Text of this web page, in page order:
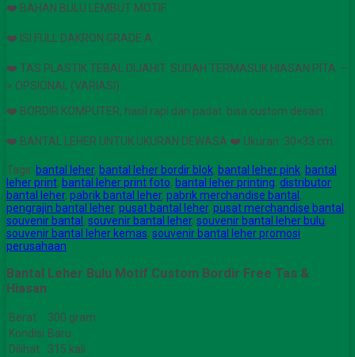
❤️ BAHAN BULU LEMBUT MOTIF.
❤️ ISI FULL DAKRON GRADE A.
❤️ TAS PLASTIK TEBAL DIJAHIT. SUDAH TERMASUK HIASAN PITA. –
> OPSIONAL (VARIASI)
❤️ BORDIR KOMPUTER, hasil rapi dan padat. bisa custom desain.
❤️ BANTAL LEHER UNTUK UKURAN DEWASA ❤️ Ukuran :30×33 cm.
Tags: bantal leher, bantal leher bordir blok, bantal leher pink, bantal
leher print, bantal leher print foto, bantal leher printing, distributor
bantal leher, pabrik bantal leher, pabrik merchandise bantal ,
pengrajin bantal leher, pusat bantal leher, pusat merchandise bantal ,
souvenir bantal , souvenir bantal leher, souvenir bantal leher bulu,
souvenir bantal leher kemas, souvenir bantal leher promosi
perusahaan
Bantal Leher Bulu Motif Custom Bordir Free Tas &
Hiasan
Berat
300 gram
Kondisi Baru
Dilihat
315 kali